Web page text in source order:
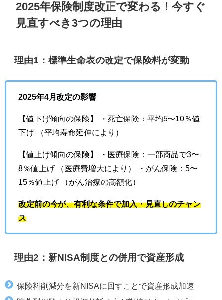
2025年保険制度改正で変わる！今すぐ
見直すべき3つの理由
理由1：標準生命表の改定で保険料が変動
2025年4月改定の影響
【値下げ傾向の保険】 ・死亡保険：平均5〜10％値
下げ （平均寿命延伸により）
【値上げ傾向の保険】 ・医療保険：一部商品で3〜
8％値上げ （医療費増大により） ・がん保険：5〜
15％値上げ （がん治療の高額化）
改定前の今が、有利な条件で加入・見直しのチャン
ス
理由2：新NISA制度との併用で資産形成
保険料削減分を新NISAに回すことで資産形成加速